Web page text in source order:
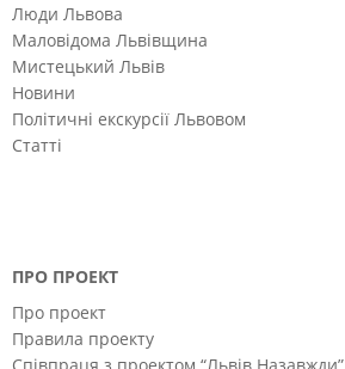
Люди Львова
Маловідома Львівщина
Мистецький Львів
Новини
Політичні екскурсії Львовом
Статті
ПРО ПРОЕКТ
Про проект
Правила проекту
Співпраця з проектом “Львів Назавжди”